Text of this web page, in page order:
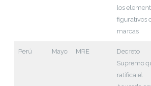
los
figurativos
marcas
Perú Mayo MRE
Decreto
Supremo
ratifica el